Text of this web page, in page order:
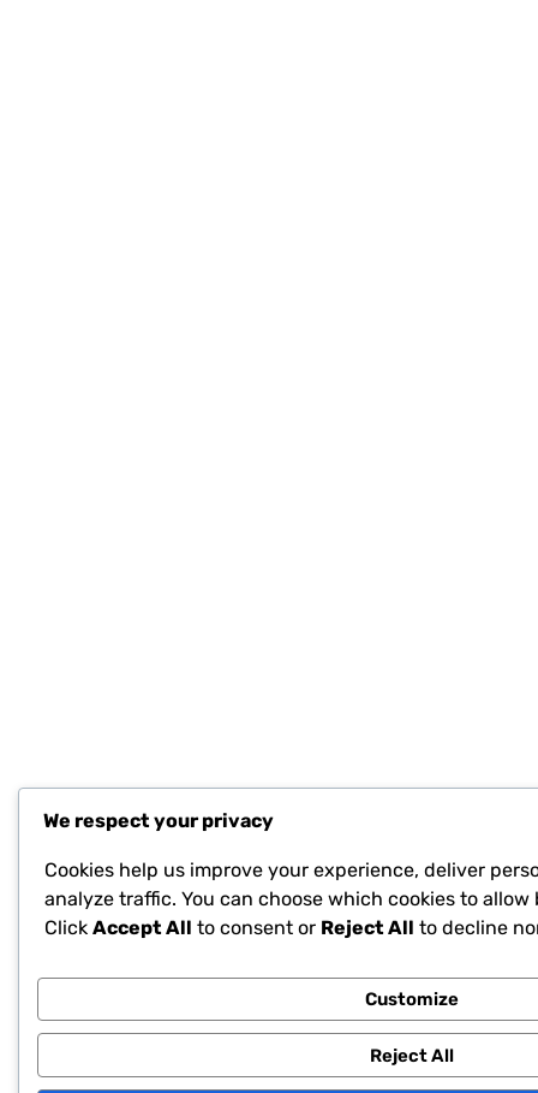
We respect your privacy
Cookies help us improve your experience, deliver
analyze traffic. You can choose which cookies to
Click Accept All to consent or Reject All to decline
Customize
Reject All